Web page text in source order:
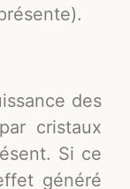
des
cristaux
Si ce
généré